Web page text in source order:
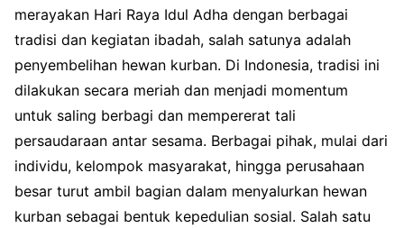
merayakan Hari Raya Idul Adha dengan berbagai
tradisi dan kegiatan ibadah, salah satunya adalah
penyembelihan hewan kurban. Di Indonesia, tradisi ini
dilakukan secara meriah dan menjadi momentum
untuk saling berbagi dan mempererat tali
persaudaraan antar sesama. Berbagai pihak, mulai dari
individu, kelompok masyarakat, hingga perusahaan
besar turut ambil bagian dalam menyalurkan hewan
kurban sebagai bentuk kepedulian sosial. Salah satu